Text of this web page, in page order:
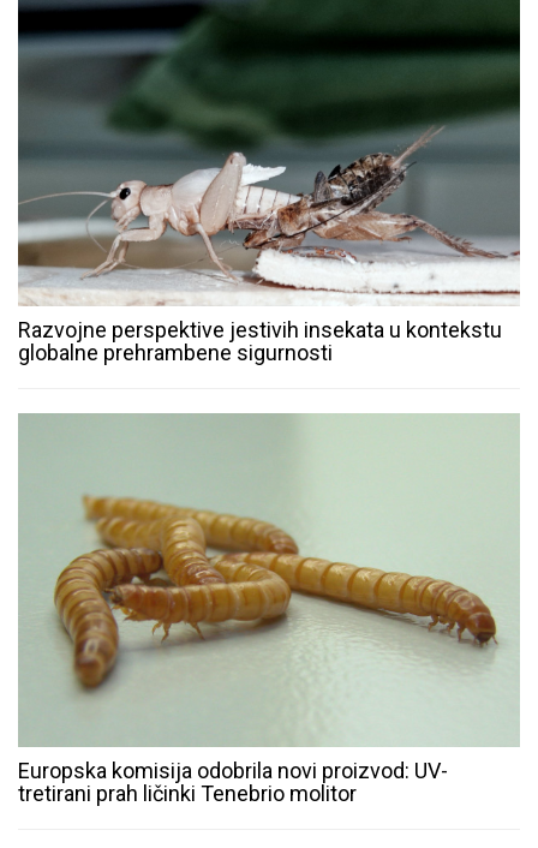
Razvojne perspektive jestivih insekata u kontekstu
globalne prehrambene sigurnosti
Europska komisija odobrila novi proizvod: UV-
tretirani prah ličinki Tenebrio molitor